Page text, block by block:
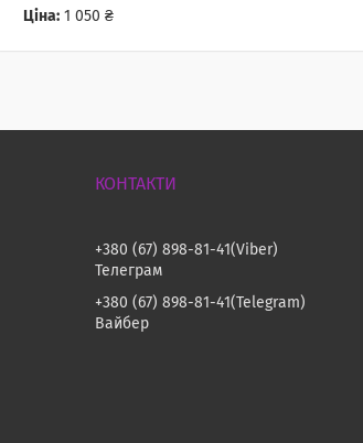
Ціна: 1 050 ₴
+380 (67) 898-81-41 Viber
Телеграм
+380 (67) 898-81-41
Telegram
Вайбер